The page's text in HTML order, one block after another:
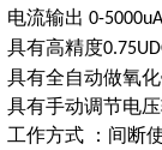
电流输出 0-
具有高精度
具有全自动做氧
具有手动调节电
工作方式 ：间断